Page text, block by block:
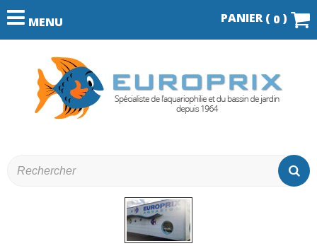
MENU PANIER ( 0 )